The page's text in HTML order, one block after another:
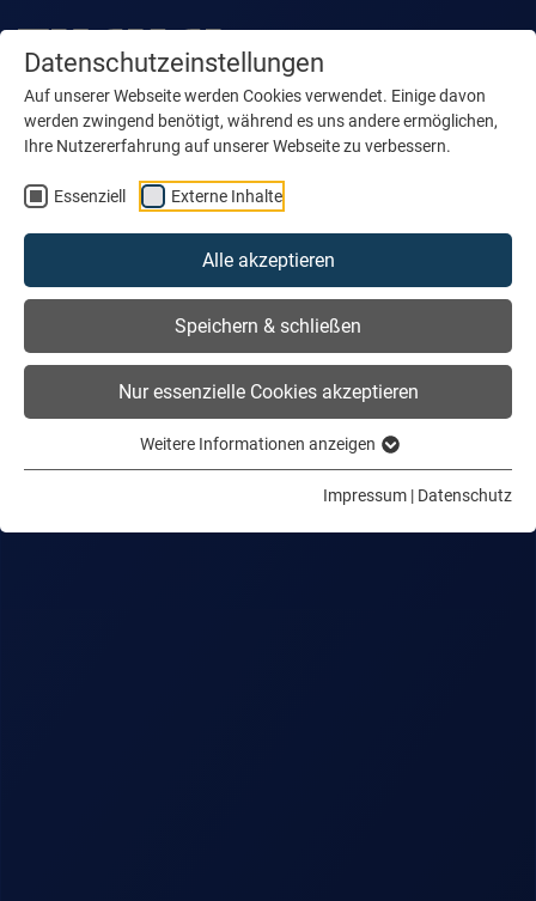
Datenschutzeinstellungen
Auf unserer Webseite werden Cookies verwendet. Einige davon
werden zwingend benötigt, während es uns andere ermöglichen,
Ihre Nutzererfahrung auf unserer Webseite zu verbessern.
Essenziell Externe Inhalte
Alle akzeptieren
Speichern & schließen
Nur essenzielle Cookies akzeptieren
Weitere Informationen anzeigen
Impressum | Datenschutz